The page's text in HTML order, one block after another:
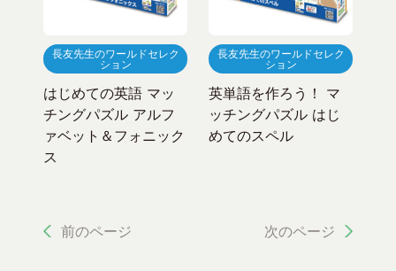
長友先生のワールドセレク
ション
はじめての英語 マッ
チングパズル アルフ
ァベット＆フォニック
ス
長友先生のワールドセレク
ション
英単語を作ろう！ マ
ッチングパズル はじ
めてのスペル
前のページ 次のページ